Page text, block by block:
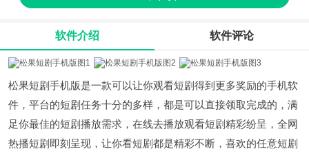
软件介绍 软件评论
松果短剧手机版是一款可以让你观看短剧得到更多奖励的手机软
件，平台的短剧任务十分的多样，都是可以直接领取完成的，满
足你最佳的短剧播放需求，在线去播放观看短剧精彩纷呈，全网
热播短剧即刻呈现，让你看短剧都是精彩不断，喜欢的任意短剧